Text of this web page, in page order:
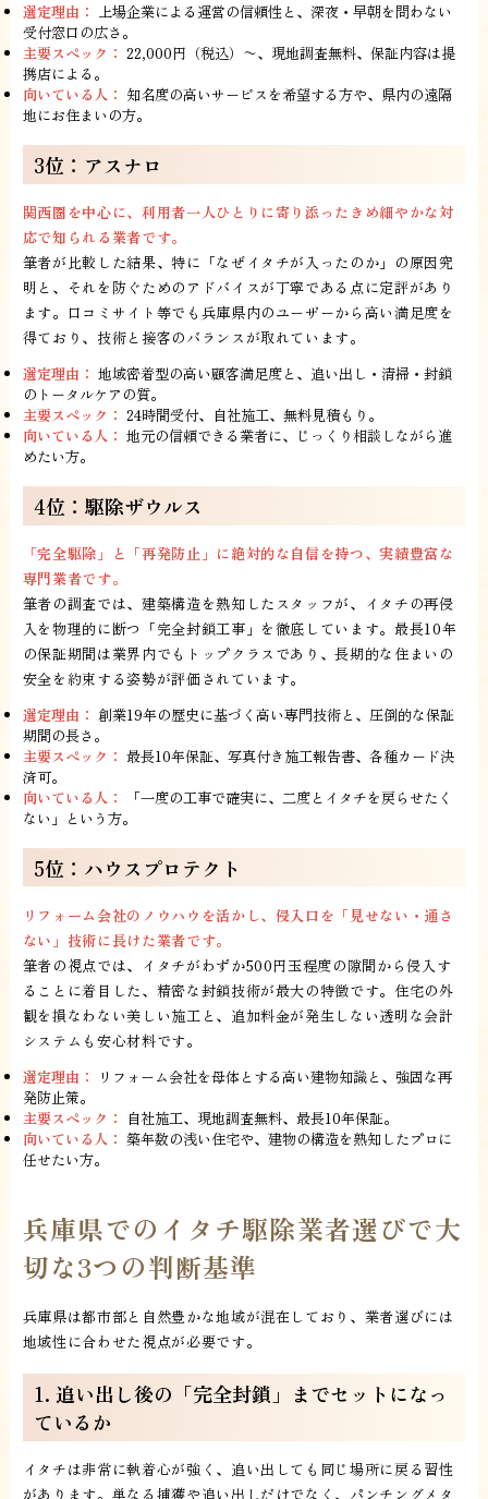
選定理由： 上場企業による運営の信頼性と、深夜・早朝を問わない
受付窓口の広さ。
主要スペック： 22,000円（税込）〜、現地調査無料、保証内容は提
携店による。
向いている人： 知名度の高いサービスを希望する方や、県内の遠隔
地にお住まいの方。
3位：アスナロ
関西圏を中心に、利用者一人ひとりに寄り添ったきめ細やかな対
応で知られる業者です。
筆者が比較した結果、特に「なぜイタチが入ったのか」の原因究
明と、それを防ぐためのアドバイスが丁寧である点に定評があり
ます。口コミサイト等でも兵庫県内のユーザーから高い満足度を
得ており、技術と接客のバランスが取れています。
選定理由： 地域密着型の高い顧客満足度と、追い出し・清掃・封鎖
のトータルケアの質。
主要スペック： 24時間受付、自社施工、無料見積もり。
向いている人： 地元の信頼できる業者に、じっくり相談しながら進
めたい方。
4位：駆除ザウルス
「完全駆除」と「再発防止」に絶対的な自信を持つ、実績豊富な
専門業者です。
筆者の調査では、建築構造を熟知したスタッフが、イタチの再侵
入を物理的に断つ「完全封鎖工事」を徹底しています。最長10年
の保証期間は業界内でもトップクラスであり、長期的な住まいの
安全を約束する姿勢が評価されています。
選定理由： 創業19年の歴史に基づく高い専門技術と、圧倒的な保証
期間の長さ。
主要スペック： 最長10年保証、写真付き施工報告書、各種カード決
済可。
向いている人：
「一度の工事で確実に、二度とイタチを戻らせたく
ない」という方。
5位：ハウスプロテクト
リフォーム会社のノウハウを活かし、侵入口を「見せない・通さ
ない」技術に長けた業者です。
筆者の視点では、イタチがわずか500円玉程度の隙間から侵入す
ることに着目した、精密な封鎖技術が最大の特徴です。住宅の外
観を損なわない美しい施工と、追加料金が発生しない透明な会計
システムも安心材料です。
選定理由：
リフォーム会社を母体とする高い建物知識と、強固な再
発防止策。
主要スペック：
自社施工、現地調査無料、最長10年保証。
向いている人： 築年数の浅い住宅や、建物の構造を熟知したプロに
任せたい方。
兵庫県でのイタチ駆除業者選びで大
切な3つの判断基準
兵庫県は都市部と自然豊かな地域が混在しており、業者選びには
地域性に合わせた視点が必要です。
1. 追い出し後の「完全封鎖」までセットになっ
ているか
イタチは非常に執着心が強く、追い出しても同じ場所に戻る習性
があります。単なる捕獲や追い出しだけでなく、パンチングメタ